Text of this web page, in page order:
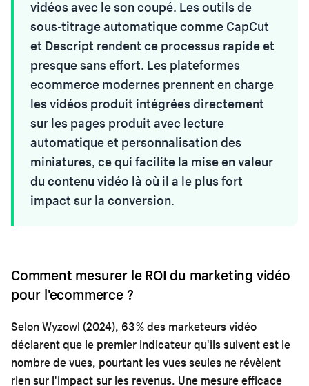
vidéos avec le son coupé. Les outils de
sous-titrage automatique comme CapCut
et Descript rendent ce processus rapide et
presque sans effort. Les plateformes
ecommerce modernes prennent en charge
les vidéos produit intégrées directement
sur les pages produit avec lecture
automatique et personnalisation des
miniatures, ce qui facilite la mise en valeur
du contenu vidéo là où il a le plus fort
impact sur la conversion.
Comment mesurer le ROI du marketing vidéo
pour l'ecommerce ?
Selon Wyzowl (2024), 63 % des marketeurs vidéo
déclarent que le premier indicateur qu'ils suivent est le
nombre de vues, pourtant les vues seules ne révèlent
rien sur l'impact sur les revenus. Une mesure efficace